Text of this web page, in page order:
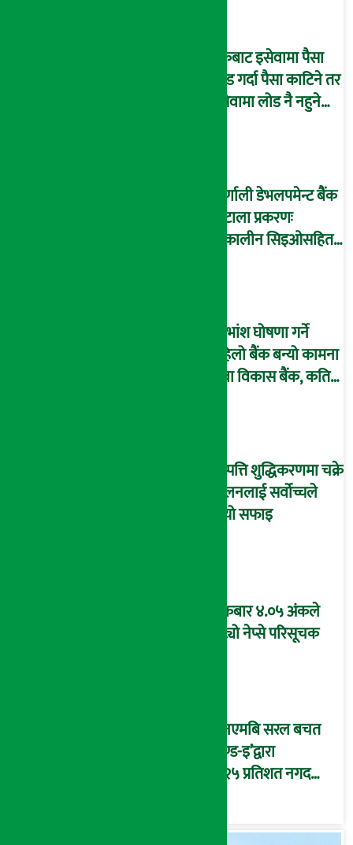
बैंकबाट इसेवामा पैसा
लोड गर्दा पैसा काटिने तर
इसेवामा लोड नै नहुने
कर्णाली डेभलपमेन्ट बैंक
घोटाला प्रकरणः
तत्कालीन सिइओसहित
लाभांश घोषणा गर्ने
पहिलो बैंक बन्यो कामना
सेवा विकास बैंक, कति
सम्पत्ति शुद्धिकरणमा चक्रे
मिलनलाई सर्वोच्चले
दियो सफाइ
शुक्रबार ४.०५ अंकले
घट्यो नेप्से परिसूचक
‘एनएमबि सरल बचत
फण्ड-इ’द्वारा
५.२५ प्रतिशत नगद